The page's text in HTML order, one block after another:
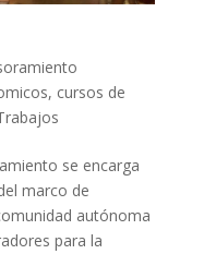
, cursos de
se encarga
marco de
autónoma
para la